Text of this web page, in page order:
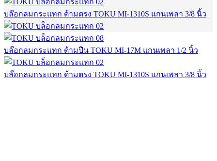
บล๊อกลมกระแทก ด้ามตรง TOKU MI-1310S แกนเพลา 3/8 นิ้ว
บล๊อกลมกระแทก ด้ามปืน TOKU MI-17M แกนเพลา 1/2 นิ้ว
บล๊อกลมกระแทก ด้ามตรง TOKU MI-1310S แกนเพลา 3/8 นิ้ว